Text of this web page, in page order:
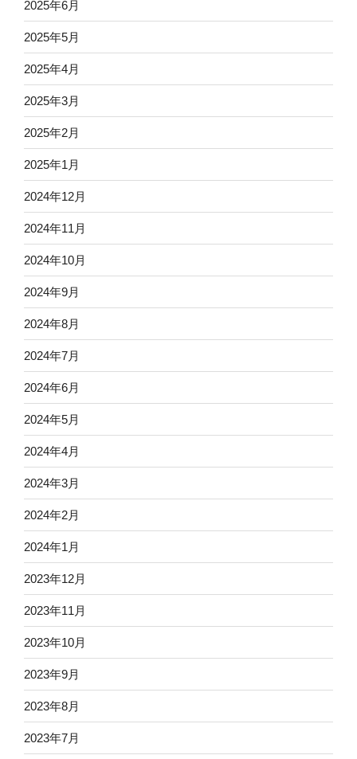
2025年6月
2025年5月
2025年4月
2025年3月
2025年2月
2025年1月
2024年12月
2024年11月
2024年10月
2024年9月
2024年8月
2024年7月
2024年6月
2024年5月
2024年4月
2024年3月
2024年2月
2024年1月
2023年12月
2023年11月
2023年10月
2023年9月
2023年8月
2023年7月